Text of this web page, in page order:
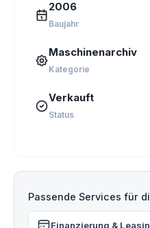
2006
Baujahr
Maschinenarchiv
Kategorie
Verkauft
Status
Passende Services für
Finanzierung &